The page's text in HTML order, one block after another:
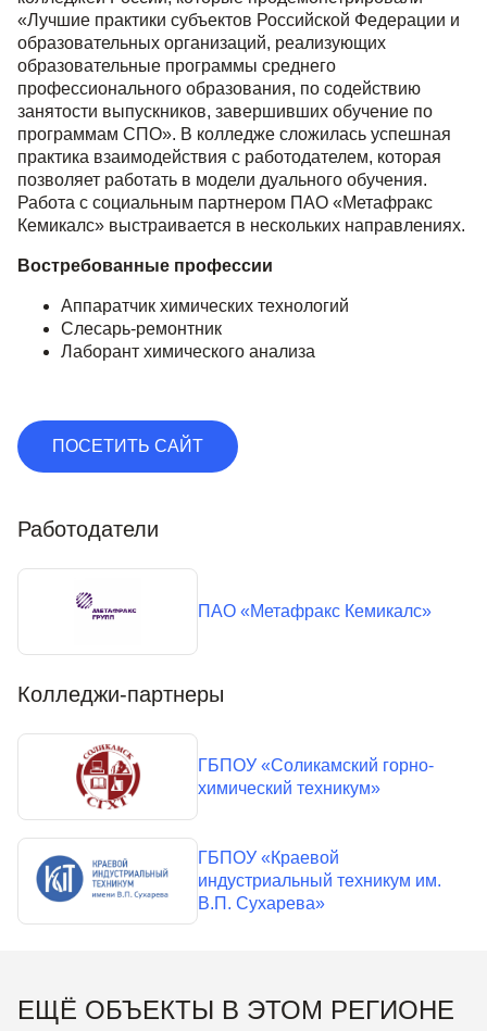
«Лучшие практики субъектов Российской Федерации и
образовательных организаций, реализующих
образовательные программы среднего
профессионального образования, по содействию
занятости выпускников, завершивших обучение по
программам СПО». В колледже сложилась успешная
практика взаимодействия с работодателем, которая
позволяет работать в модели дуального обучения.
Работа с социальным партнером ПАО «Метафракс
Кемикалс» выстраивается в нескольких направлениях.
Востребованные профессии
Аппаратчик химических технологий
Слесарь-ремонтник
Лаборант химического анализа
ПОСЕТИТЬ САЙТ
Работодатели
ПАО «Метафракс Кемикалс»
Колледжи-партнеры
ГБПОУ «Соликамский горно-
химический техникум»
ГБПОУ «Краевой
индустриальный техникум им.
В.П. Сухарева»
ЕЩЁ ОБЪЕКТЫ В ЭТОМ РЕГИОНЕ